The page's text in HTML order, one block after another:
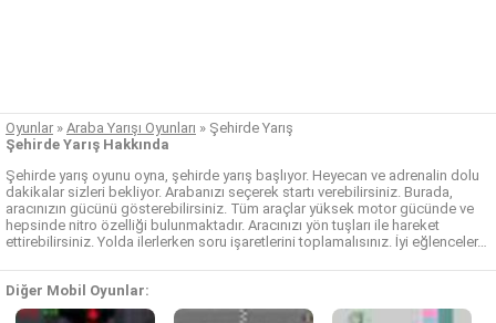
Oyunlar » Araba Yarışı Oyunları » Şehirde Yarış
Şehirde Yarış Hakkında
Şehirde yarış oyunu oyna, şehirde yarış başlıyor. Heyecan ve adrenalin dolu
dakikalar sizleri bekliyor. Arabanızı seçerek startı verebilirsiniz. Burada,
aracınızın gücünü gösterebilirsiniz. Tüm araçlar yüksek motor gücünde ve
hepsinde nitro özelliği bulunmaktadır. Aracınızı yön tuşları ile hareket
ettirebilirsiniz. Yolda ilerlerken soru işaretlerini toplamalısınız. İyi eğlenceler…
Diğer Mobil Oyunlar: